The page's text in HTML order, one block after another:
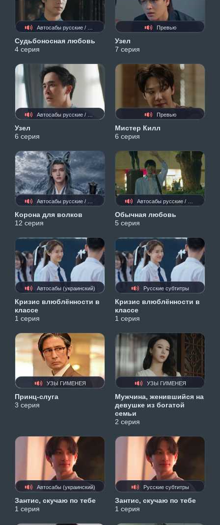
Автосабы русские / украинские
Судьбоносная любовь
4 серия
Превью
Узел
7 серия
Автосабы русские / украинские
Узел
6 серия
Превью
Мистер Килл
6 серия
Автосабы русские / украинские
Корона для волков
12 серия
Автосабы русские / украинские
Обычная любовь
5 серия
Автосабы (украинский)
Кризис влюблённости в
классе
1 серия
Русские субтитры
Кризис влюблённости в
классе
1 серия
УЗЫ ГИМЕНЕЯ
Принц-слуга
3 серия
УЗЫ ГИМЕНЕЯ
Мужчина, женившийся на
девушке из богатой
семьи
2 серия
Автосабы (украинский)
Зантис, скучаю по тебе
1 серия
Русские субтитры
Зантис, скучаю по тебе
1 серия